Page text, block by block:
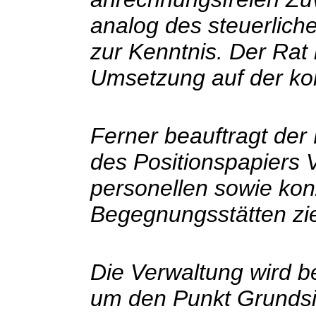
analog des
zur Kenntnis. Der
Umsetzung auf der
Ferner beauftragt der
des Positionspapiers
personellen sowie
Begegnungsstätten
Die Verwaltung wird
um den Punkt